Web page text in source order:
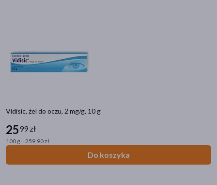
Vidisic, żel do oczu, 2 mg/g, 10 g
2599 zł
100 g = 259,90 zł
Do koszyka